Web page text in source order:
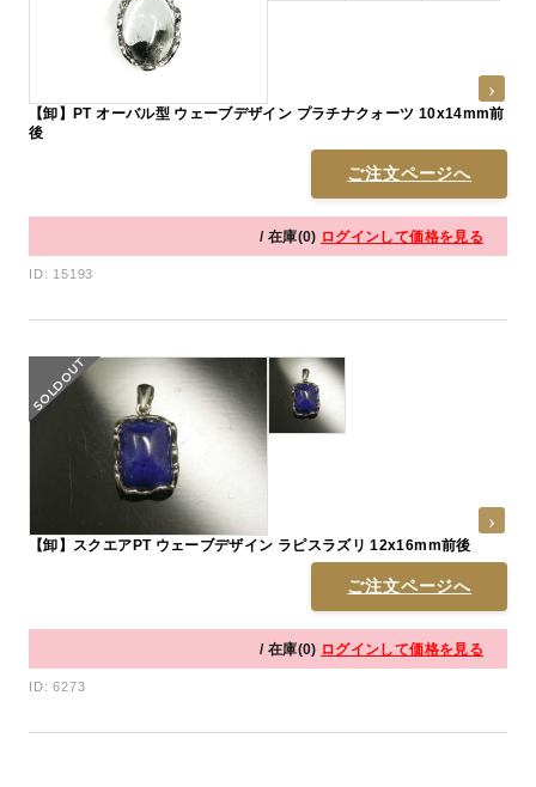
【卸】PT オーバル型 ウェーブデザイン プラチナクォーツ 10x14mm前
後
ご注文ページへ
/ 在庫(0) ログインして価格を見る
ID: 15193
【卸】スクエアPT ウェーブデザイン ラピスラズリ 12x16mm前後
ご注文ページへ
/ 在庫(0) ログインして価格を見る
ID: 6273